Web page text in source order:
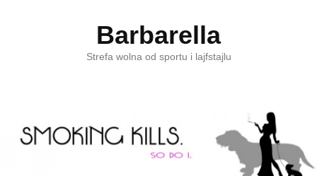
Barbarella
Strefa wolna od sportu i lajfstajlu